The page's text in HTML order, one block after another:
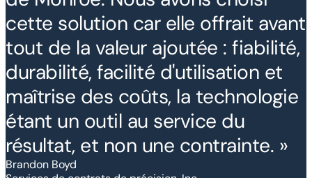
cette solution car elle offrait avant
tout de la valeur ajoutée : fiabilité,
durabilité, facilité d'utilisation et
maîtrise des coûts, la technologie
étant un outil au service du
résultat, et non une contrainte. »
Brandon Boyd